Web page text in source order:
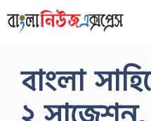
to
বাংলা